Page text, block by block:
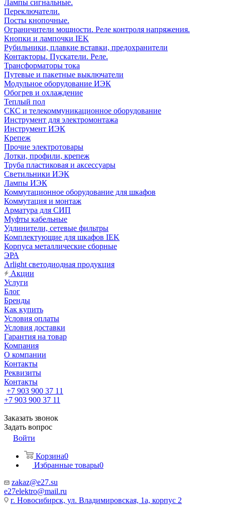
Лампы сигнальные.
Переключатели.
Посты кнопочные.
Ограничители мощности. Реле контроля напряжения.
Кнопки и лампочки IEK
Рубильники, плавкие вставки, предохранители
Контакторы. Пускатели. Реле.
Трансформаторы тока
Путевые и пакетные выключатели
Модульное оборудование ИЭК
Обогрев и охлаждение
Теплый пол
СКС и телекоммуникационное оборудование
Инструмент для электромонтажа
Инструмент ИЭК
Крепеж
Прочие электротовары
Лотки, профили, крепеж
Труба пластиковая и аксессуары
Светильники ИЭК
Лампы ИЭК
Коммутационное оборудование для шкафов
Коммутация и монтаж
Арматура для СИП
Муфты кабельные
Удлинители, сетевые фильтры
Комплектующие для шкафов IEK
Корпуса металлические сборные
ЭРА
Arlight светодиодная продукция
Акции
Услуги
Блог
Бренды
Как купить
Условия оплаты
Условия доставки
Гарантия на товар
Компания
О компании
Контакты
Реквизиты
Контакты
+7 903 900 37 11
+7 903 900 37 11
Заказать звонок
Задать вопрос
Войти
Корзина0
Избранные товары0
zakaz@e27.su
e27elektro@mail.ru
г. Новосибирск, ул. Владимировская, 1а, корпус 2